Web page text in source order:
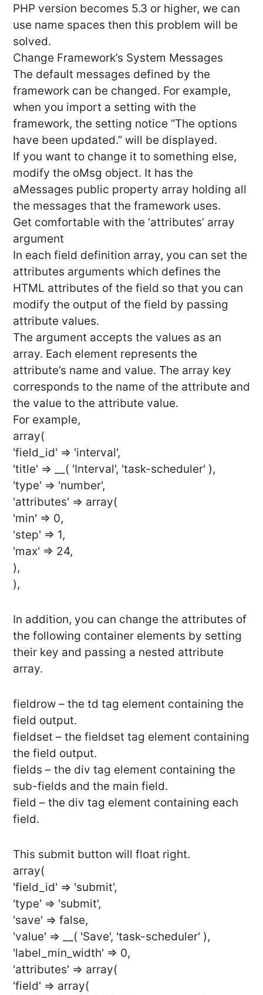
PHP version becomes 5.3 or higher, we can
use name spaces then this problem will be
solved.
Change Framework’s System Messages
The default messages defined by the
framework can be changed. For example,
when you import a setting with the
framework, the setting notice “The options
have been updated.” will be displayed.
If you want to change it to something else,
modify the oMsg object. It has the
aMessages public property array holding all
the messages that the framework uses.
Get comfortable with the ‘attributes’ array
argument
In each field definition array, you can set the
attributes arguments which defines the
HTML attributes of the field so that you can
modify the output of the field by passing
attribute values.
The argument accepts the values as an
array. Each element represents the
attribute’s name and value. The array key
corresponds to the name of the attribute and
the value to the attribute value.
For example,
array(
'field_id' => 'interval',
'title' => __( 'Interval', 'task-scheduler' ),
'type' => 'number',
'attributes' => array(
'min' => 0,
'step' => 1,
'max' => 24,
),
),
In addition, you can change the attributes of
the following container elements by setting
their key and passing a nested attribute
array.
fieldrow – the td tag element containing the
field output.
fieldset – the fieldset tag element containing
the field output.
fields – the div tag element containing the
sub-fields and the main field.
field – the div tag element containing each
field.
This submit button will float right.
array(
'field_id' => 'submit',
'type' => 'submit',
'save' => false,
'value' => __( 'Save', 'task-scheduler' ),
'label_min_width' => 0,
'attributes' => array(
'field' => array(